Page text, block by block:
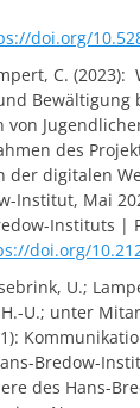
doi.org/
C. (2023):
Bewältigung
von
des
der digitalen
Institut, Mai
Instituts |
doi.org/
U.;
U.; unter
Bredow-
des Hans-